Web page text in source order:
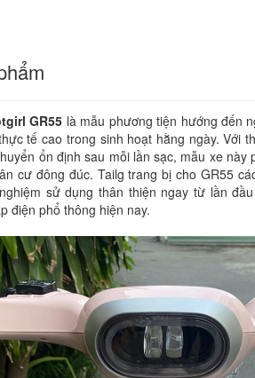
GR55 là mẫu phương tiện hướng đến
tế cao trong sinh hoạt hằng ngày. Với
ổn định sau mỗi lần sạc, mẫu xe
cư đông đúc. Tailg trang bị cho GR55
sử dụng thân thiện ngay từ lần
điện phổ thông hiện nay.